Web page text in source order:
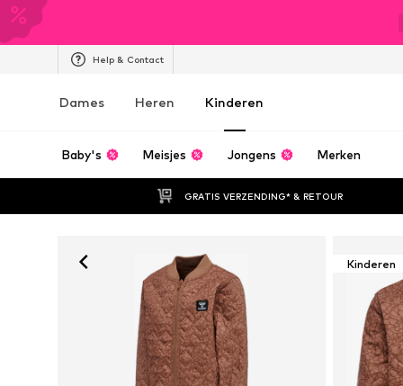
Help & Contact
Dames Heren Kinderen
Baby's Meisjes Jongens Merken
GRATIS VERZENDING* & RETOUR
Kinderen